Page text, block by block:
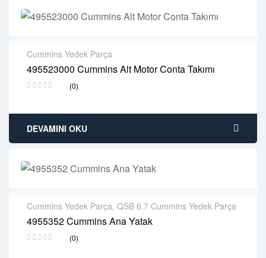
Cummins Yedek Parça
495523000 Cummins Alt Motor Conta Takımı
(0)
2 years warranty
Delivery time: 1-2 business days
DEVAMINI OKU
Cummins Yedek Parça, QSB 6.7 Cummins Yedek Parça
4955352 Cummins Ana Yatak
(0)
2 years warranty
Delivery time: 1-2 business days